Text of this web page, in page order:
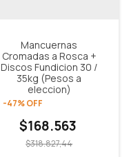
Mancuernas
Cromadas a Rosca +
Discos Fundicion 30 /
35kg (Pesos a
eleccion)
-47%OFF
$168.563
$318.827,44